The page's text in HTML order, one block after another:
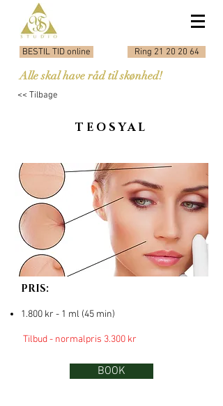
BESTIL TID online Ring 21 20 20 64
Alle skal have råd til skønhed!
<< Tilbage
TEOSYAL
BOOK
PRIS:
1.800 kr - 1 ml (45 min)
Tilbud - normalpris 3.300 kr